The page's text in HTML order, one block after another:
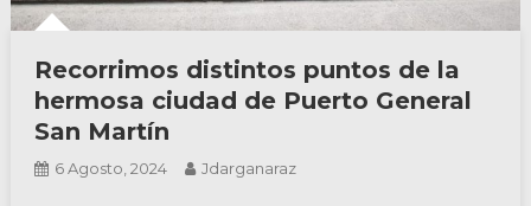
Recorrimos distintos puntos de la
hermosa ciudad de Puerto General
San Martín
6 Agosto, 2024 Jdarganaraz